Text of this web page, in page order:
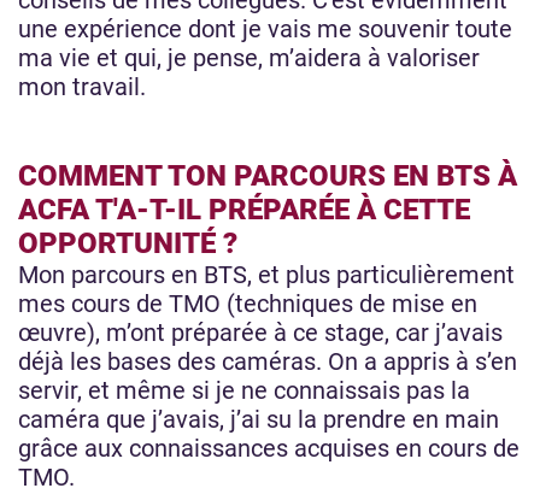
une expérience dont je vais me souvenir toute
ma vie et qui, je pense, m’aidera à valoriser
mon travail.
COMMENT TON PARCOURS EN BTS À
ACFAT'A-T-IL PRÉPARÉE À CETTE
OPPORTUNITÉ ?
Mon parcours en BTS, et plus particulièrement
mes cours de TMO (techniques de mise en
œuvre), m’ont préparée à ce stage, car j’avais
déjà les bases des caméras. On a appris à s’en
servir, et même si je ne connaissais pas la
caméra que j’avais, j’ai su la prendre en main
grâce aux connaissances acquises en cours de
TMO.